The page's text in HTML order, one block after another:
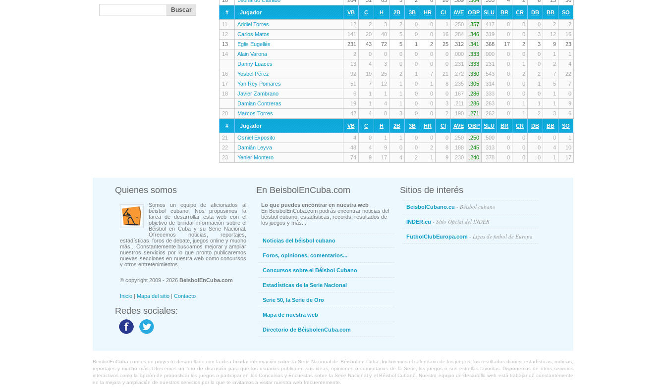
# Jugador VB C H 2B 3B HR CI AVE OBP SLU BR CR DB BB
SO
11
Addiel Torres 12 2 3 2 0 0 1 .250 .357 .417 0 0 0 2
2
12
Carlos Matos 141 20 40 5 0 0 16 .284 .346 .319 0 0 3 12
16
13
Eglis Eugellés 231 43 72 5 1 2 25 .312 .341 .368 17 2 3 9
23
14
Alain Varona 2 0 0 0 0 0 0 .000 .333 .000 0 0 0 1
1
Danny Luaces
13 4 3 0 0 0 0 .231 .333 .231 0 1 0 2
4
16
Yosbel Pérez 92 19 25 2 1 7 21 .272 .330 .543 0 2 2 7
22
17
Yan Rey Pomares 51 7 12 1 0 1 8 .235 .305 .314 0 0 1 5
7
18
Javier Zambrano 6 1 1 1 0 0 0 .167 .286 .333 0 0 0 1
0
Damian Contreras
19 1 4 1 0 0 3 .211 .286 .263 0 1 1 1
9
20
Marcos Torres 42 4 8 3 0 0 2 .190 .271 .262 0 1 2 3 6
# Jugador VB C H 2B 3B HR CI AVE OBP SLU BR CR DB BB
SO
21
Osniel Exposito 4 0 1 1 0 0 0 .250 .250 .500 0 0 0 0
1
22
Damián Leyva 48 4 9 0 0 2 8 .188 .245 .313 0 0 0 4
10
23
Yenier Montero 74 9 17 4 2 1 9 .230 .240 .378 0 0 0 1 17
Quienes somos
Somos un equipo de aficionados al
béisbol cubano. Nos propusimos la
tarea de desarrollar esta web con el
objetivo de brindar información sobre el
Béisbol en Cuba y su Serie Nacional.
Ofrecemos noticias, reportajes,
estadísticas, foros de debate, juegos online y mucho
más... Constantemente buscamos mejorar y ampliar
nuestros servicios por lo que pronto publicaremos
nuevas secciones en nuestra web como concursos
y otros entretenimientos.
© copyright 2009 - 2026 BeisbolEnCuba.com
Inicio | Mapa del sitio | Contacto
Redes sociales:
En BeisbolEnCuba.com
Lo que puedes encontrar en nuestra web
En BeisbolEnCuba.com podrás encontrar noticias del
béisbol cubano, estadísticas, records, resultados de
los juegos y más...
Noticias del béisbol cubano
Foros, opiniones, comentarios...
Concursos sobre el Béisbol Cubano
Estadísticas de la Serie Nacional
Serie 50, la Serie de Oro
Mapa de nuestra web
Directorio de BéisbolenCuba.com
Sitios de interés
BeisbolCubano.cu - Béisbol cubano
INDER.cu - Sitio Oficial del INDER
FutbolClubEuropa.com - Ligas de futbol de Europa
BeisbolEnCuba.com es un proyecto desarrollado con la idea brindar información sobre la Serie Nacional de Béisbol en Cuba. Incluiremos el calendario de los juegos, los resultados diarios, estadísticas, noticias,
reportajes y mucho más. Ofrecemos un foro de discusión para que los usuarios publiquen sus ideas, opiniones o comentarios de la Serie, los juegos o sus estrellas favoritas. Disponemos de otros servicios
interactivos como la opción de pronosticar los juegos o participar en los Concursos y Encuestas sobre la Serie Nacional y el Béisbol Cubano. Nuestro equipo de desarrollo web está trabajando constantemente
en la mejora y ampliación de nuestros servicios por lo que te invitamos a visitar nuestra web frecuentemente.